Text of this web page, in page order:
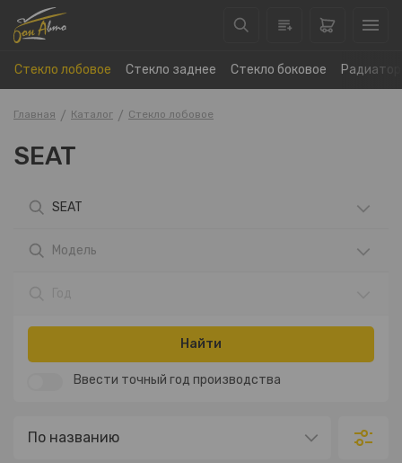
Стекло лобовое Стекло заднее Стекло боковое
Главная Каталог Стекло лобовое
SEAT
SEAT
Модель
Найти
Ввести точный год производства